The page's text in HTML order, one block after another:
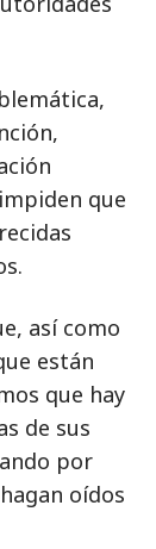
que
así como
están
que hay
de sus
por
oídos